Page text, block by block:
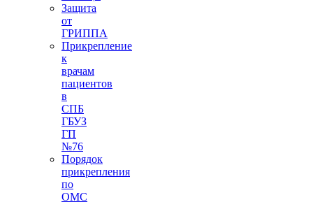
Защита
от
ГРИППА
Прикрепление
к
врачам
пациентов
в
СПБ
ГБУЗ
ГП
№76
Порядок
прикрепления
по
ОМС